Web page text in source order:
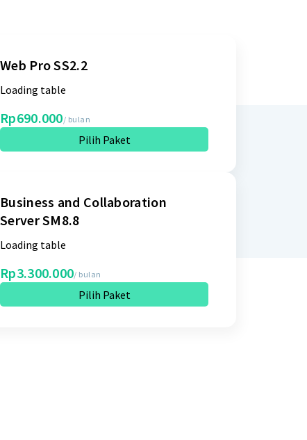
Web Pro SS2.2
Loading table
Rp690.000/ bulan
Pilih Paket
Business and Collaboration
Server SM8.8
Loading table
Rp3.300.000/ bulan
Pilih Paket